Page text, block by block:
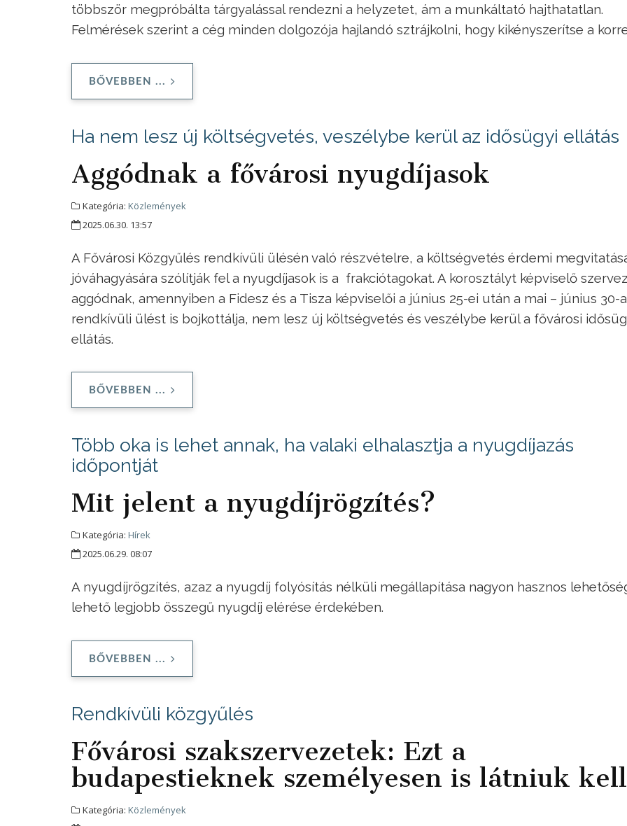
többször megpróbálta tárgyalással rendezni a helyzetet, ám a munkáltató hajthatatlan.
Felmérések szerint a cég minden dolgozója hajlandó sztrájkolni, hogy kikényszerítse a
BŐVEBBEN ...
Ha nem lesz új költségvetés, veszélybe kerül az idősügyi ellátás
Aggódnak a fővárosi nyugdíjasok
Kategória: Közlemények
2025.06.30. 13:57
A Fővárosi Közgyűlés rendkívüli ülésén való részvételre, a költségvetés érdemi
jóváhagyására szólítják fel a nyugdíjasok is a frakciótagokat. A korosztályt képviselő
aggódnak, amennyiben a Fidesz és a Tisza képviselői a június 25-ei után a mai – június 30-
rendkívüli ülést is bojkottálja, nem lesz új költségvetés és veszélybe kerül a fővárosi
ellátás.
BŐVEBBEN ...
Több oka is lehet annak, ha valaki elhalasztja a nyugdíjazás
időpontját
Mit jelent a nyugdíjrögzítés?
Kategória: Hírek
2025.06.29. 08:07
A nyugdíjrögzítés, azaz a nyugdíj folyósítás nélküli megállapítása nagyon hasznos
lehető legjobb összegű nyugdíj elérése érdekében.
BŐVEBBEN ...
Rendkívüli közgyűlés
Fővárosi szakszervezetek: Ezt a
budapestieknek személyesen is látniuk kell
Kategória: Közlemények